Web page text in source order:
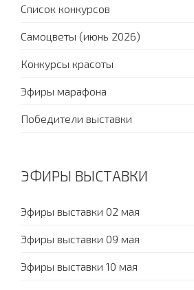
Список конкурсов
Самоцветы (июнь 2026)
Конкурсы красоты
Эфиры марафона
Победители выставки
ЭФИРЫ ВЫСТАВКИ
Эфиры выставки 02 мая
Эфиры выставки 09 мая
Эфиры выставки 10 мая